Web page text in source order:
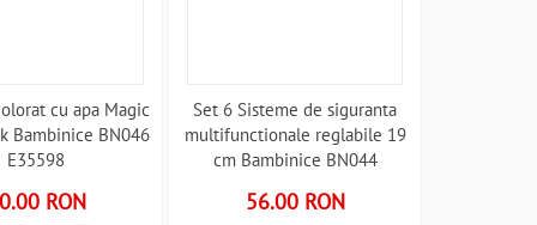
cu apa Magic
Bambinice BN046
E35598
RON
Set 6 Sisteme de siguranta
multifunctionale reglabile 19
cm Bambinice BN044
56.00 RON